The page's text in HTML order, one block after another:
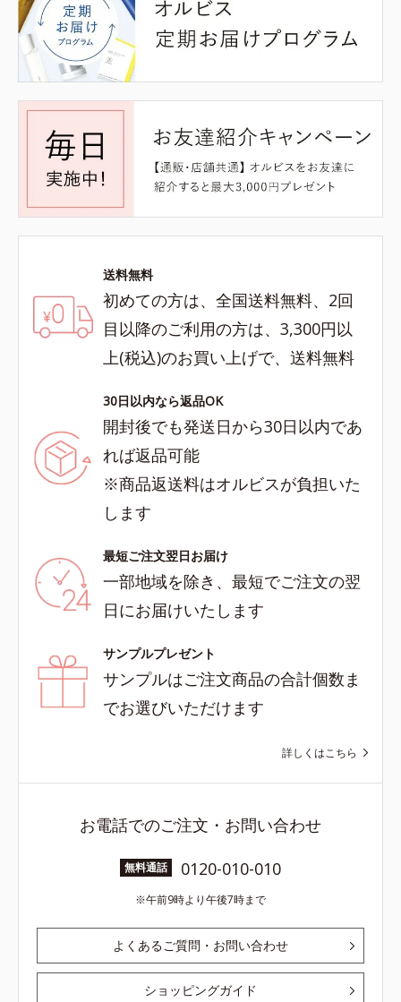
送料無料
初めての方は、全国送料無料、2回
目以降のご利用の方は、3,300円以
上(税込)のお買い上げで、送料無料
30日以内なら返品OK
開封後でも発送日から30日以内であ
れば返品可能
※商品返送料はオルビスが負担いた
します
最短ご注文翌日お届け
一部地域を除き、最短でご注文の翌
日にお届けいたします
サンプルプレゼント
サンプルはご注文商品の合計個数ま
でお選びいただけます
詳しくはこちら
お電話でのご注文・お問い合わせ
無料通話 0120-010-010
午前9時より午後7時まで
よくあるご質問・お問い合わせ
ショッピングガイド